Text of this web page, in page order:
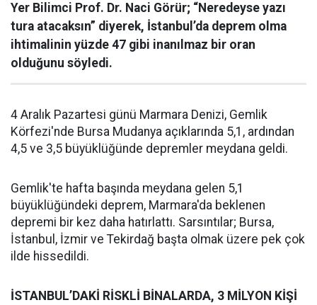
Yer Bilimci Prof. Dr. Naci Görür; “Neredeyse yazı
tura atacaksın” diyerek, İstanbul’da deprem olma
ihtimalinin yüzde 47 gibi inanılmaz bir oran
olduğunu söyledi.
4 Aralık Pazartesi günü Marmara Denizi, Gemlik
Körfezi'nde Bursa Mudanya açıklarında 5,1, ardından
4,5 ve 3,5 büyüklüğünde depremler meydana geldi.
Gemlik'te hafta başında meydana gelen 5,1
büyüklüğündeki deprem, Marmara'da beklenen
depremi bir kez daha hatırlattı. Sarsıntılar; Bursa,
İstanbul, İzmir ve Tekirdağ başta olmak üzere pek çok
ilde hissedildi.
İSTANBUL’DAKİ RİSKLİ BİNALARDA, 3 MİLYON KİŞİ